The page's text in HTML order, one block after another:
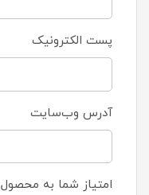
پست الکترونیک
آدرس وب‌سایت
امتیاز شما به محصول